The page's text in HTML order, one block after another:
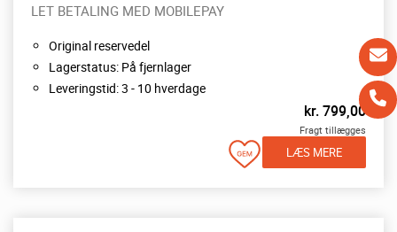
LET BETALING MED MOBILEPAY
Original reservedel
Lagerstatus: På fjernlager
Leveringstid: 3 - 10 hverdage
kr.799,00
Fragt tillægges
LÆS MERE